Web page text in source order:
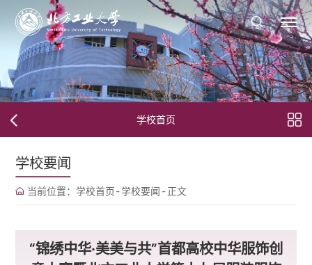
学校首页
学校要闻
当前位置： 学校首页-学校要闻 -正文
“锦绣中华·美美与共”首都高校中华服饰创